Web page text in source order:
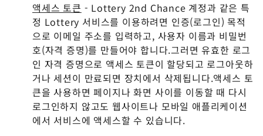
액세스 토큰 - Lottery 2nd Chance 계정과 같은 특
정 Lottery 서비스를 이용하려면 인증(로그인) 목적
으로 이메일 주소를 입력하고, 사용자 이름과 비밀번
호(자격 증명)를 만들어야 합니다.그러면 유효한 로그
인 자격 증명으로 액세스 토큰이 할당되고 로그아웃하
거나 세션이 만료되면 장치에서 삭제됩니다.액세스 토
큰을 사용하면 페이지나 화면 사이를 이동할 때 다시
로그인하지 않고도 웹사이트나 모바일 애플리케이션
에서 서비스에 액세스할 수 있습니다.